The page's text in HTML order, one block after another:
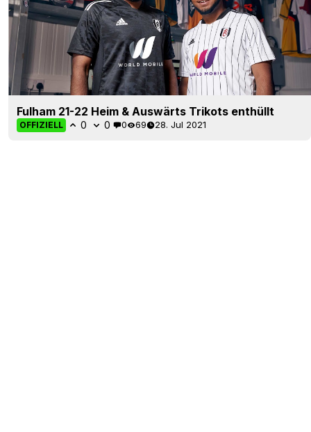
Fulham 21-22 Heim & Auswärts Trikots enthüllt
OFFIZIELL 0 0 0 69 28. Jul 2021